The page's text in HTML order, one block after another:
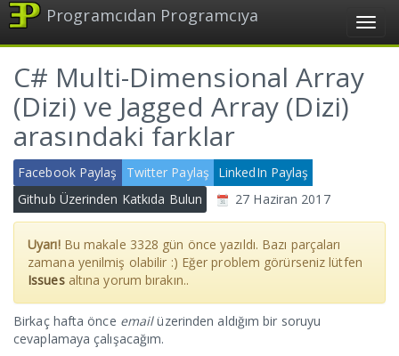
Menu
Programcıdan Programcıya
C# Multi-Dimensional Array
(Dizi) ve Jagged Array (Dizi)
arasındaki farklar
Facebook Paylaş Twitter Paylaş
LinkedIn Paylaş
Github Üzerinden Katkıda Bulun
27 Haziran 2017
Uyarı!Bu makale 3328 gün önce yazıldı. Bazı parçaları
zamana yenilmiş olabilir :) Eğer problem görürseniz lütfen
Issuesaltına yorum bırakın..
Birkaç hafta önce emailüzerinden aldığım bir soruyu
cevaplamaya çalışacağım.